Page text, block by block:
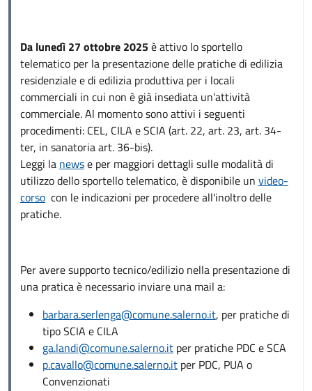
Da lunedì 27 ottobre 2025è attivo lo sportello
telematico per la presentazione delle pratiche di edilizia
residenziale e di edilizia produttiva per i locali
commerciali in cui non è già insediata un'attività
commerciale. Al momento sono attivi i seguenti
procedimenti: CEL, CILA e SCIA (art. 22, art. 23, art. 34-
ter, in sanatoria art. 36-bis).
Leggi la newse per maggiori dettagli sulle modalità di
utilizzo dello sportello telematico, è disponibile un video-
corsocon le indicazioni per procedere all'inoltro delle
pratiche.
Per avere supporto tecnico/edilizio nella presentazione di
una pratica è necessario inviare una mail a:
barbara.serlenga@comune.salerno.it, per pratiche di
tipo SCIA e CILA
ga.landi@comune.salerno.itper pratiche PDC e SCA
p.cavallo@comune.salerno.itper PDC, PUA o
Convenzionati